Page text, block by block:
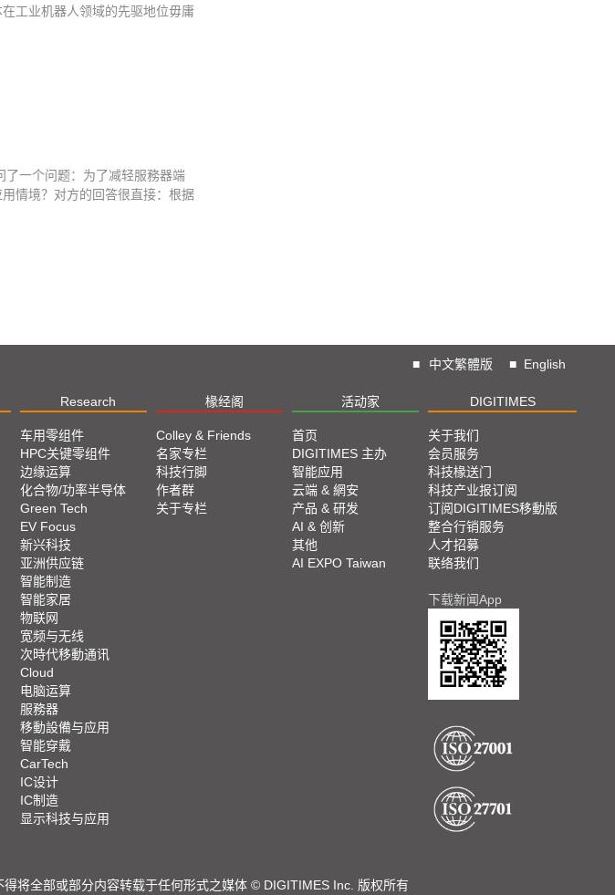
工业机器人领域的先驱地位毋庸
一个问题：为了减轻服務器端
情境？对方的回答很直接：根据
■ 中文繁體版 ■ English
Research 椽经阁 活动家 DIGITIMES
车用零组件
HPC关键零组件
边缘运算
化合物/功率半导体
Green Tech
EV Focus
新兴科技
亚洲供应链
智能制造
智能家居
物联网
宽频与无线
次時代移動通讯
Cloud
电脑运算
服務器
移動設備与应用
智能穿戴
CarTech
IC设计
IC制造
显示科技与应用
Colley & Friends
名家专栏
科技行脚
作者群
关于专栏
首页
DIGITIMES 主办
智能应用
云端 & 網安
产品 & 研发
AI & 创新
其他
AI EXPO Taiwan
关于我们
会员服务
科技椽送门
科技产业报订阅
订阅DIGITIMES移動版
整合行销服务
人才招募
联络我们
下载新闻App
将全部或部分内容转载于任何形式之媒体 © DIGITIMES Inc. 版权所有